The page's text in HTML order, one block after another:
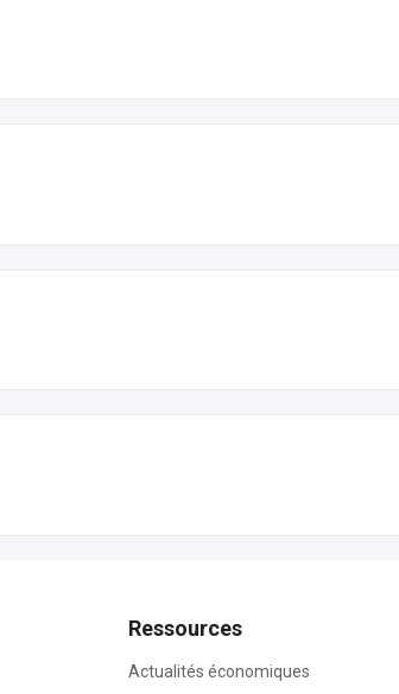
Ressources
Actualités économiques